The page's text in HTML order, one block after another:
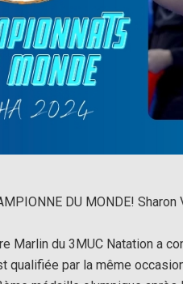
DU MONDE!
Marlin du 3MUC Natation a
qualifiée par la même